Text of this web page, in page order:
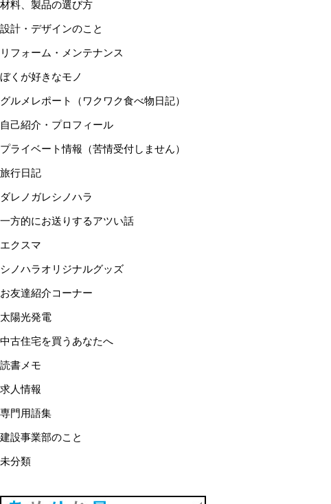
材料、製品の選び方
設計・デザインのこと
リフォーム・メンテナンス
ぼくが好きなモノ
グルメレポート（ワクワク食べ物日記）
自己紹介・プロフィール
プライベート情報（苦情受付しません）
旅行日記
ダレノガレシノハラ
一方的にお送りするアツい話
エクスマ
シノハラオリジナルグッズ
お友達紹介コーナー
太陽光発電
中古住宅を買うあなたへ
読書メモ
求人情報
専門用語集
建設事業部のこと
未分類